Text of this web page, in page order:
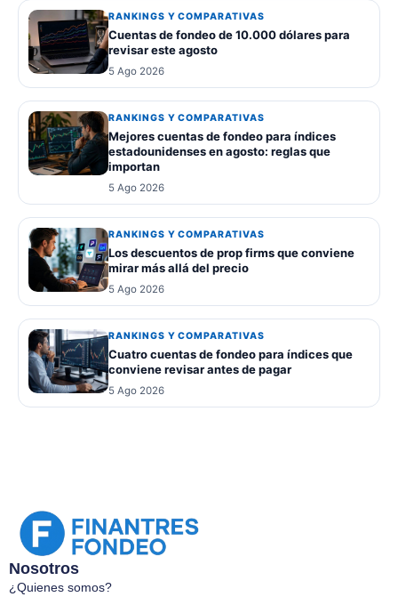
RANKINGS Y COMPARATIVAS
Cuentas de fondeo de 10.000 dólares para
revisar este agosto
5 Ago 2026
RANKINGS Y COMPARATIVAS
Mejores cuentas de fondeo para índices
estadounidenses en agosto: reglas que
importan
5 Ago 2026
RANKINGS Y COMPARATIVAS
Los descuentos de prop firms que conviene
mirar más allá del precio
5 Ago 2026
RANKINGS Y COMPARATIVAS
Cuatro cuentas de fondeo para índices que
conviene revisar antes de pagar
5 Ago 2026
Nosotros
¿Quienes somos?